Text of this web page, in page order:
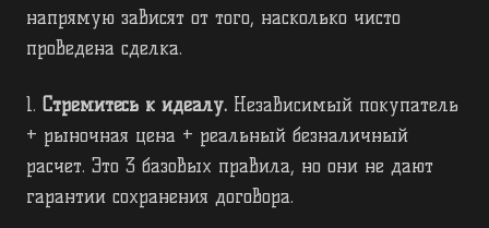
напрямую зависят от того, насколько чисто
проведена сделка.
1. Стремитесь к идеалу. Независимый покупатель
+ рыночная цена + реальный безналичный
расчет. Это 3 базовых правила, но они не дают
гарантии сохранения договора.